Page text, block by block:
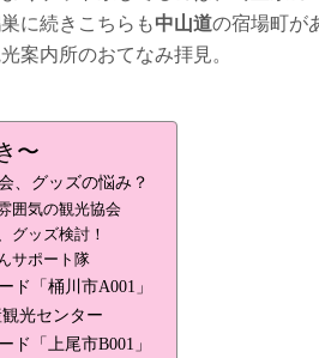
に続きこちらも中山道の宿場町が
案内所のおてなみ拝見。
〜
、グッズの悩み？
囲気の観光協会
グッズ検討！
サポート隊
ド「桶川市A001」
光センター
ド「上尾市B001」